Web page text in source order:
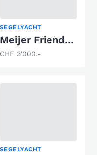
SEGELYACHT
Meijer Friendship 25
CHF 3'000.-
SEGELYACHT